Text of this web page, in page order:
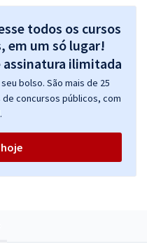
todos os cursos
em um só lugar!
bolso. São mais de 25
concursos públicos, com